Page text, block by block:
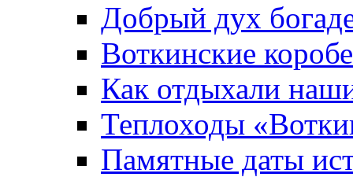
Добрый дух
Воткинские
Как отдыхали
Теплоходы
Памятные даты